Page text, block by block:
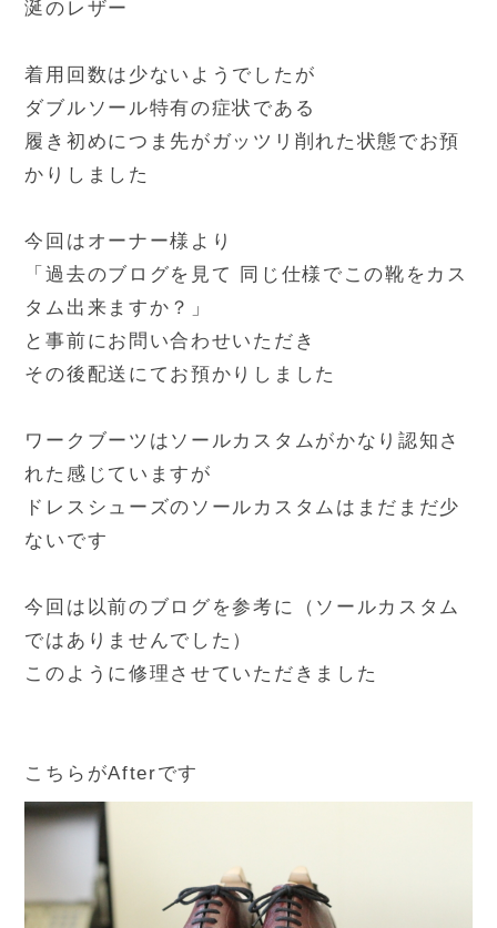
涎のレザー
着用回数は少ないようでしたが
ダブルソール特有の症状である
履き初めにつま先がガッツリ削れた状態でお預
かりしました
今回はオーナー様より
「過去のブログを見て 同じ仕様でこの靴をカス
タム出来ますか？」
と事前にお問い合わせいただき
その後配送にてお預かりしました
ワークブーツはソールカスタムがかなり認知さ
れた感じていますが
ドレスシューズのソールカスタムはまだまだ少
ないです
今回は以前のブログを参考に（ソールカスタム
ではありませんでした）
このように修理させていただきました
こちらがAfterです